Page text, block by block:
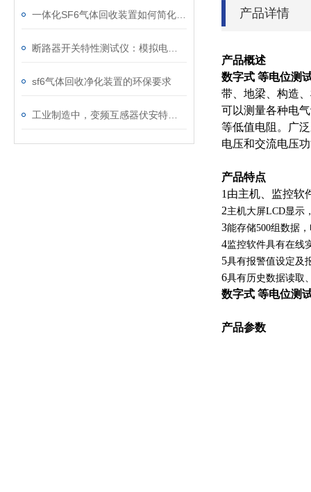
sf6气体回收净化装置的环保要求
产品详情
产品概述
数字式 等电位测
带、地梁、构造
可以测量各种电
等低值电阻。广
电压和交流电压
产品特点
1由主机、监控软
2主机大屏LCD显示
3能存储500组数据
4监控软件具有在线
5具有报警值设定及
6具有历史数据读取
数字式 等电位测
产品参数